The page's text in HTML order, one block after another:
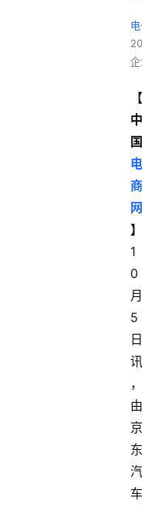
【
中
国
电
商
网
】
1
0
月
5
日
讯
，
由
京
东
汽
车